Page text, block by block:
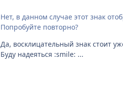
Нет, в данном случае этот знак
Попробуйте повторно?
Да, восклицательный знак стоит
Буду надеяться :smile: ...